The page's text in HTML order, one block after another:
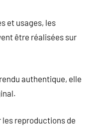
et usages, les
être réalisées sur
authentique, elle
les reproductions de